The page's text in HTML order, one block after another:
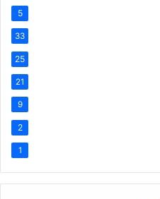
5
33
25
21
9
2
1